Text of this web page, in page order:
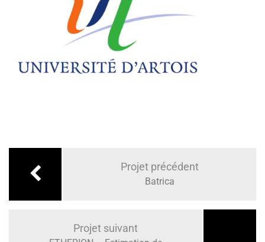
l’article
Projet précédent
Batrica
Projet suivant